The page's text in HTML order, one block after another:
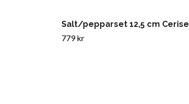
Salt/pepparset 12,5 cm Cerise
779 kr